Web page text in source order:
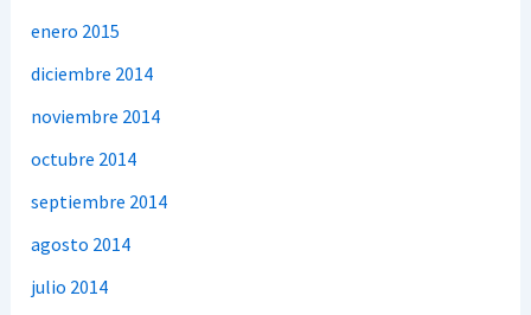
enero 2015
diciembre 2014
noviembre 2014
octubre 2014
septiembre 2014
agosto 2014
julio 2014